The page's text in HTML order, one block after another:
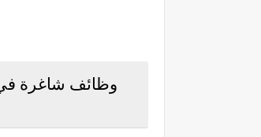
وظائف شاغرة في